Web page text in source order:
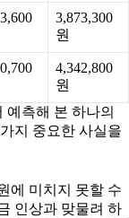
3,873,300
원
4,342,800
원
예측해 본 하나의
지 중요한 사실을
에 미치지 못할 수
인상과 맞물려 하